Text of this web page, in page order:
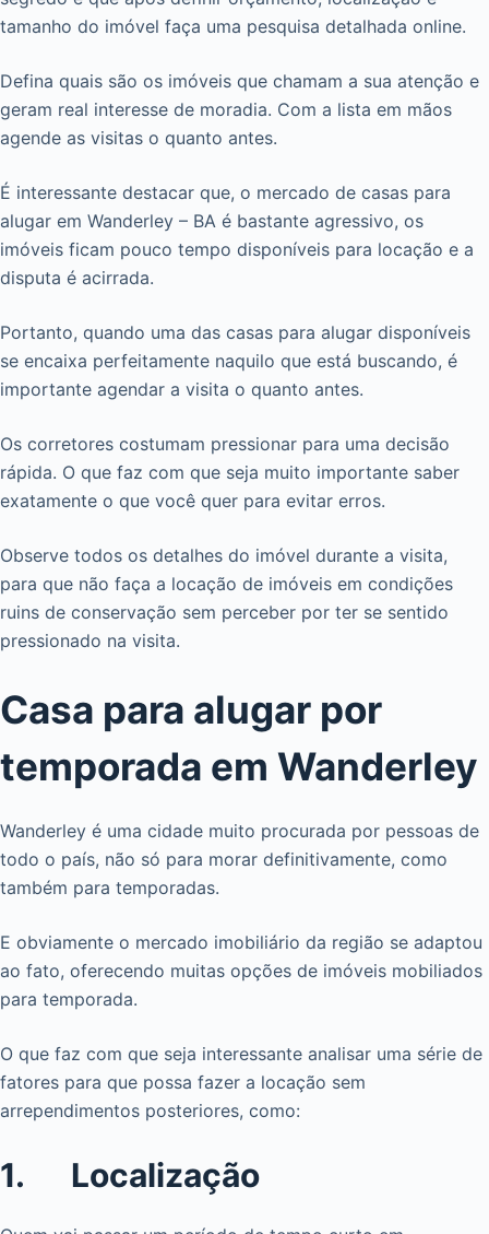
tamanho do imóvel faça uma pesquisa detalhada online.
Defina quais são os imóveis que chamam a sua atenção e
geram real interesse de moradia. Com a lista em mãos
agende as visitas o quanto antes.
É interessante destacar que, o mercado de casas para
alugar em Wanderley – BA é bastante agressivo, os
imóveis ficam pouco tempo disponíveis para locação e a
disputa é acirrada.
Portanto, quando uma das casas para alugar disponíveis
se encaixa perfeitamente naquilo que está buscando, é
importante agendar a visita o quanto antes.
Os corretores costumam pressionar para uma decisão
rápida. O que faz com que seja muito importante saber
exatamente o que você quer para evitar erros.
Observe todos os detalhes do imóvel durante a visita,
para que não faça a locação de imóveis em condições
ruins de conservação sem perceber por ter se sentido
pressionado na visita.
Casa para alugar por
temporada em Wanderley
Wanderley é uma cidade muito procurada por pessoas de
todo o país, não só para morar definitivamente, como
também para temporadas.
E obviamente o mercado imobiliário da região se adaptou
ao fato, oferecendo muitas opções de imóveis mobiliados
para temporada.
O que faz com que seja interessante analisar uma série de
fatores para que possa fazer a locação sem
arrependimentos posteriores, como:
1. Localização